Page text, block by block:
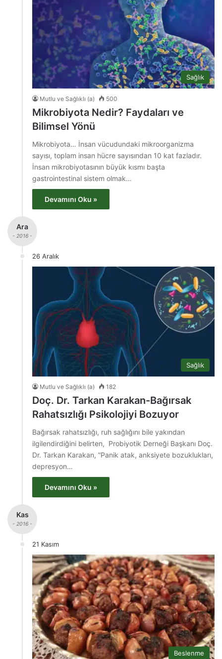
Sağlık
Mutlu ve Sağlıklı (a) 500
Mikrobiyota Nedir? Faydaları ve
Bilimsel Yönü
Mikrobiyota… İnsan vücudundaki mikroorganizma
sayısı, toplam insan hücre sayısından 10 kat fazladır.
İnsan mikrobiyotasının büyük kısmı başta
gastrointestinal sistem olmak…
Devamını Oku »
Ara
- 2016 -
26 Aralık
Sağlık
Mutlu ve Sağlıklı (a) 182
Doç. Dr. Tarkan Karakan-Bağırsak
Rahatsızlığı Psikolojiyi Bozuyor
Bağırsak rahatsızlığı, ruh sağlığını bile yakından
ilgilendirdiğini belirten, Probiyotik Derneği Başkanı Doç.
Dr. Tarkan Karakan, ”Panik atak, anksiyete bozuklukları,
depresyon…
Devamını Oku »
Kas
- 2016 -
21 Kasım
Beslenme